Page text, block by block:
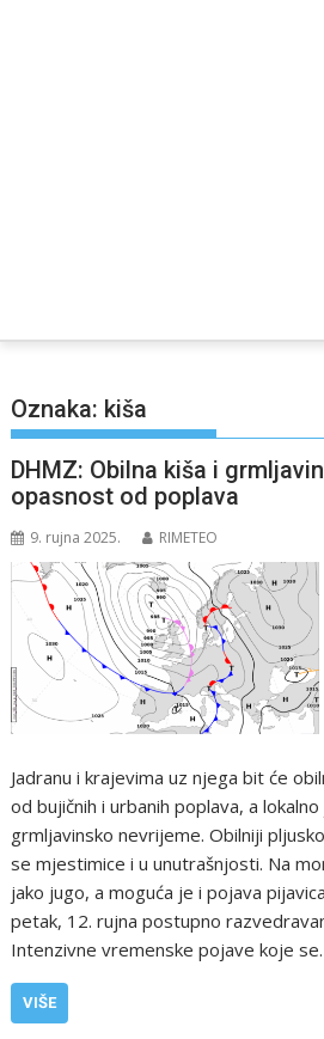
Oznaka: kiša
DHMZ: Obilna kiša i
opasnost od poplava
9. rujna 2025. RIMETEO
Jadranu i krajevima uz njega bit će
od bujičnih i urbanih poplava, a
grmljavinsko nevrijeme. Obilniji
se mjestimice i u unutrašnjosti. Na
jako jugo, a moguća je i pojava
petak, 12. rujna postupno
Intenzivne vremenske pojave koje
VIŠE